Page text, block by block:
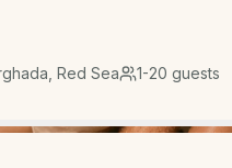
Red Sea 1-20 guests